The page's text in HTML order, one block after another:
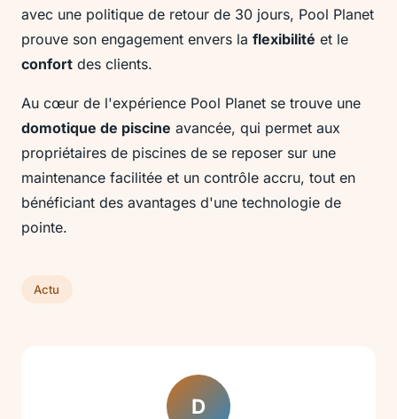
avec une politique de retour de 30 jours, Pool Planet
prouve son engagement envers la flexibilité et le
confort des clients.
Au cœur de l'expérience Pool Planet se trouve une
domotique de piscine avancée, qui permet aux
propriétaires de piscines de se reposer sur une
maintenance facilitée et un contrôle accru, tout en
bénéficiant des avantages d'une technologie de
pointe.
Actu
D